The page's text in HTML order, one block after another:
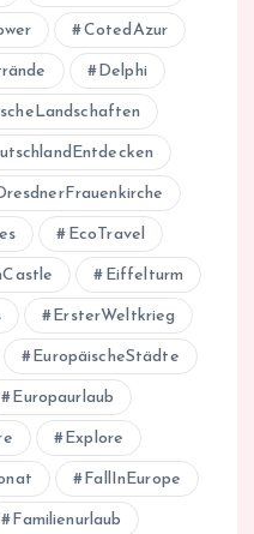
CotedAzur
Delphi
EcoTravel
Eiffelturm
ErsterWeltkrieg
EuropäischeStädte
Europaurlaub
Explore
FallInEurope
Familienurlaub